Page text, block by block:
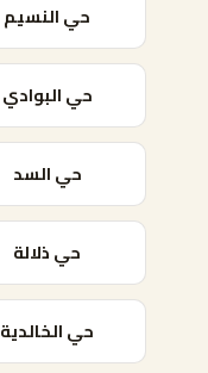
حي النسيم
حي البوادي
حي السد
حي ذلالة
حي الخالدية